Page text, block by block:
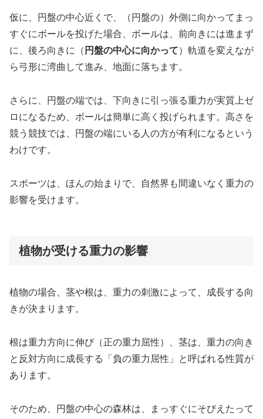
仮に、円盤の中心近くで、（円盤の）外側に向かってまっ
すぐにボールを投げた場合、ボールは、前向きには進まず
に、後ろ向きに（ 円盤の中心に向かって）軌道を変えなが
ら弓形に湾曲して進み、地面に落ちます。
さらに、円盤の端では、下向きに引っ張る重力が実質上ゼ
ロになるため、ボールは簡単に高く投げられます。高さを
競う競技では、円盤の端にいる人の方が有利になるという
わけです。
スポーツは、ほんの始まりで、自然界も間違いなく重力の
影響を受けます。
植物が受ける重力の影響
植物の場合、茎や根は、重力の刺激によって、成長する向
きが決まります。
根は重力方向に伸び（正の重力屈性）、茎は、重力の向き
と反対方向に成長する「負の重力屈性」と呼ばれる性質が
あります。
そのため、円盤の中心の森林は、まっすぐにそびえたって